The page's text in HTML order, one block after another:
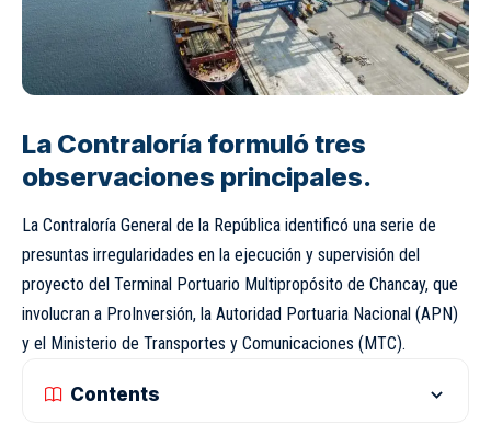
La Contraloría formuló tres
observaciones principales.
La Contraloría General de la República identificó una serie de
presuntas irregularidades en la ejecución y supervisión del
proyecto del Terminal Portuario Multipropósito de Chancay, que
involucran a ProInversión, la Autoridad Portuaria Nacional (APN)
y el Ministerio de Transportes y Comunicaciones (MTC).
Contents